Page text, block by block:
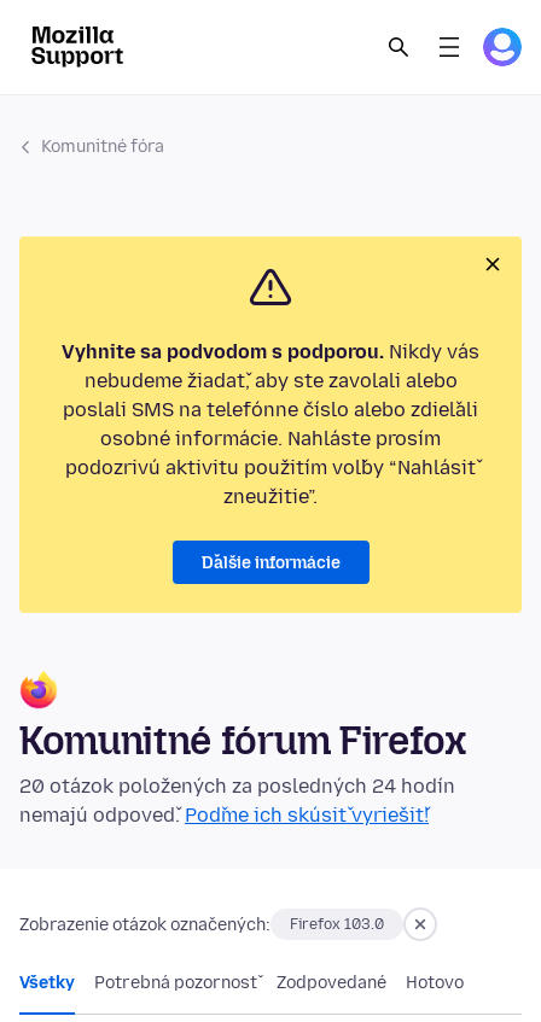
Komunitné fóra
Vyhnite sa podvodom s podporou. Nikdy vás
nebudeme žiadať, aby ste zavolali alebo
poslali SMS na telefónne číslo alebo zdieľali
osobné informácie. Nahláste prosím
podozrivú aktivitu použitím voľby “Nahlásiť
zneužitie”.
Ďalšie informácie
Komunitné fórum Firefox
20 otázok položených za posledných 24 hodín
nemajú odpoveď.Poďme ich skúsiť vyriešiť!
Zobrazenie otázok označených: Firefox 103.0
Všetky Potrebná pozornosť Zodpovedané Hotovo